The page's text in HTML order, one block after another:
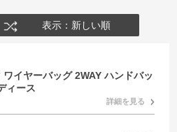
表示：新しい順
ワイヤーバッグ 2WAY ハンドバッ
ィース
詳細を見る